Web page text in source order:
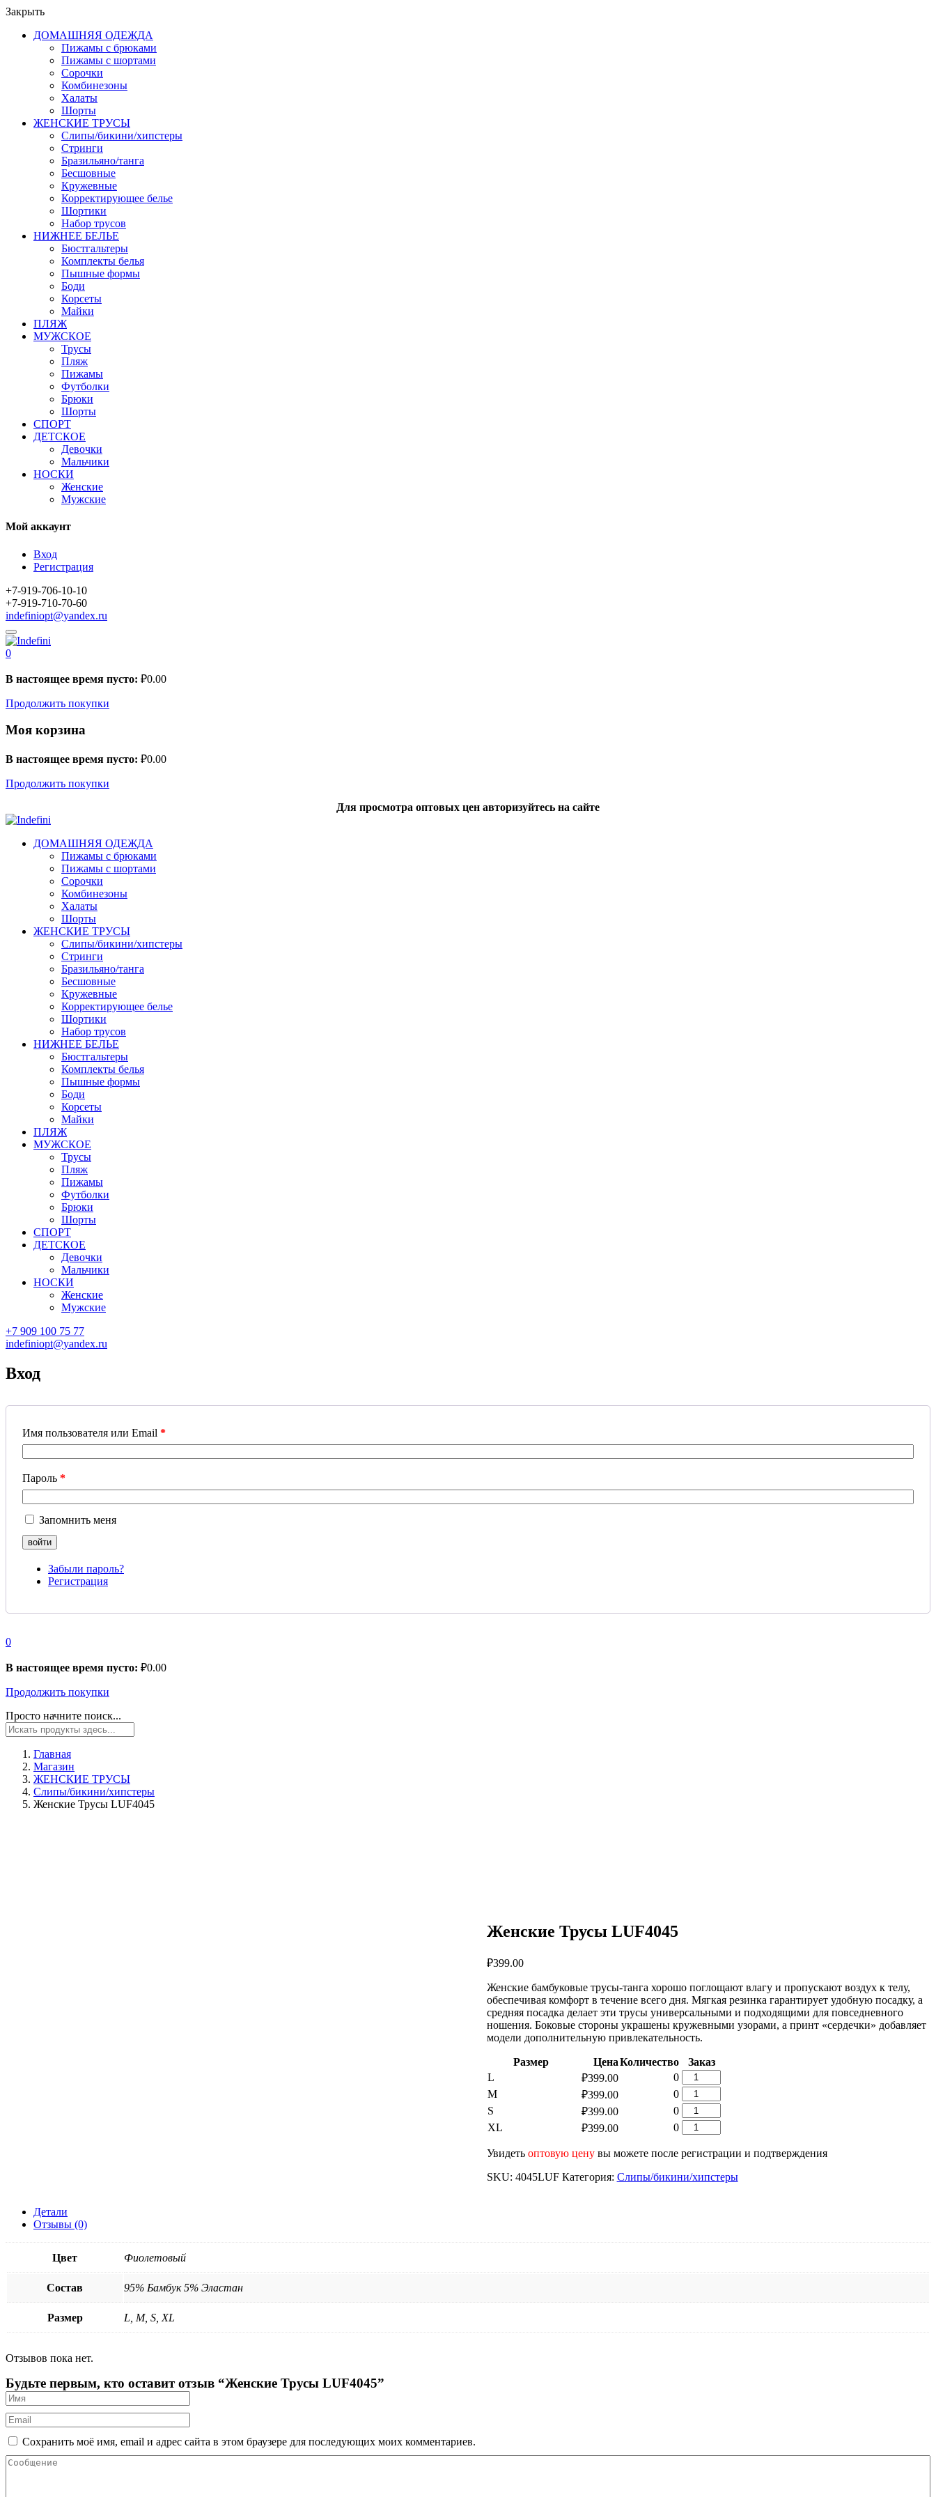
Закрыть
ДОМАШНЯЯ ОДЕЖДА
Пижамы с брюками
Пижамы с шортами
Сорочки
Комбинезоны
Халаты
Шорты
ЖЕНСКИЕ ТРУСЫ
Слипы/бикини/хипстеры
Стринги
Бразильяно/танга
Бесшовные
Кружевные
Корректирующее белье
Шортики
Набор трусов
НИЖНЕЕ БЕЛЬЕ
Бюстгальтеры
Комплекты белья
Пышные формы
Боди
Корсеты
Майки
ПЛЯЖ
МУЖСКОЕ
Трусы
Пляж
Пижамы
Футболки
Брюки
Шорты
СПОРТ
ДЕТСКОЕ
Девочки
Мальчики
НОСКИ
Женские
Мужские
Мой аккаунт
Вход
Регистрация
+7-919-706-10-10
+7-919-710-70-60
indefiniopt@yandex.ru
0
В настоящее время пусто: ₽0.00
Продолжить покупки
Моя корзина
В настоящее время пусто: ₽0.00
Продолжить покупки
Для просмотра оптовых цен авторизуйтесь на сайте
ДОМАШНЯЯ ОДЕЖДА
Пижамы с брюками
Пижамы с шортами
Сорочки
Комбинезоны
Халаты
Шорты
ЖЕНСКИЕ ТРУСЫ
Слипы/бикини/хипстеры
Стринги
Бразильяно/танга
Бесшовные
Кружевные
Корректирующее белье
Шортики
Набор трусов
НИЖНЕЕ БЕЛЬЕ
Бюстгальтеры
Комплекты белья
Пышные формы
Боди
Корсеты
Майки
ПЛЯЖ
МУЖСКОЕ
Трусы
Пляж
Пижамы
Футболки
Брюки
Шорты
СПОРТ
ДЕТСКОЕ
Девочки
Мальчики
НОСКИ
Женские
Мужские
+7 909 100 75 77
indefiniopt@yandex.ru
Вход
Имя пользователя или Email *
Пароль *
Запомнить меня
Забыли пароль?
Регистрация
0
В настоящее время пусто: ₽0.00
Продолжить покупки
Просто начните поиск...
Главная
Магазин
ЖЕНСКИЕ ТРУСЫ
Слипы/бикини/хипстеры
Женские Трусы LUF4045
Женские Трусы LUF4045
₽399.00
Женские бамбуковые трусы-танга хорошо поглощают влагу и пропускают воздух к телу,
обеспечивая комфорт в течение всего дня. Мягкая резинка гарантирует удобную посадку, а
средняя посадка делает эти трусы универсальными и подходящими для повседневного
ношения. Боковые стороны украшены кружевными узорами, а принт «сердечки» добавляет
модели дополнительную привлекательность.
Размер ЦенаКоличество
Заказ
L
₽399.00 0
Количество
товара
Женские
Трусы
LUF4045
M ₽399.00 0
Количество
товара
Женские
Трусы
S ₽399.00 0
Количество
товара
Женские
LUF4045
XL ₽399.00 0
Количество
товара
Женские
LUF4045
Увидеть оптовую ценувы можете после регистрации и подтверждения
SKU: 4045LUF Категория: Слипы/бикини/хипстеры
Детали
Отзывы (0)
Цвет Фиолетовый
Состав 95% Бамбук 5% Эластан
Размер L, M, S, XL
Отзывов пока нет.
Будьте первым, кто оставит отзыв “Женские Трусы LUF4045”
Сохранить моё имя, email и адрес сайта в этом браузере для последующих моих комментариев.